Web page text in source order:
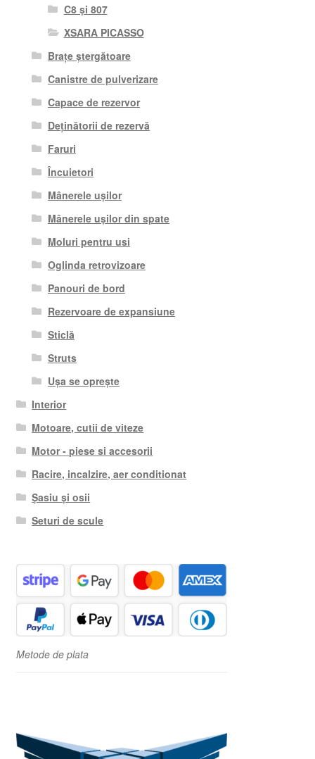
C8 și 807
XSARA PICASSO
Brațe ștergătoare
Canistre de pulverizare
Capace de rezervor
Deținătorii de rezervă
Faruri
Încuietori
Mânerele ușilor
Mânerele ușilor din spate
Moluri pentru usi
Oglinda retrovizoare
Panouri de bord
Rezervoare de expansiune
Sticlă
Struts
Ușa se oprește
Interior
Motoare, cutii de viteze
Motor - piese si accesorii
Racire, incalzire, aer conditionat
Șasiu și osii
Seturi de scule
Metode de plata